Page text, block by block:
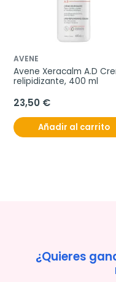
AVENE
Avene Xeracalm A.D
relipidizante, 400 ml
23,50 €
Añadir al carrito
¿Quieres